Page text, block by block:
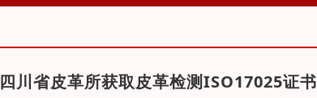
四川省皮革所获取皮革检测ISO17025证书